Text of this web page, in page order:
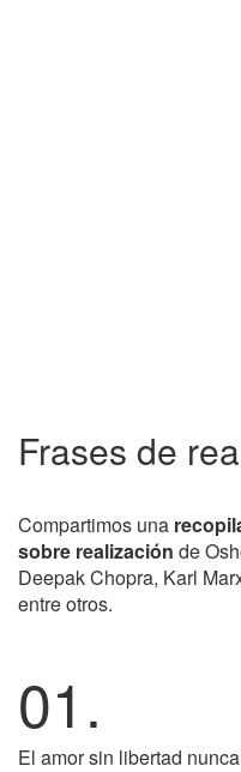
Frases de
Compartimos una
sobre realización de
Deepak Chopra, Karl
entre otros.
01.
El amor sin libertad